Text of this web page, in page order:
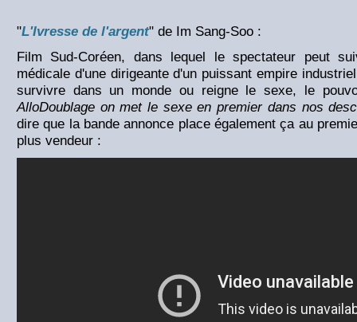
"L'Ivresse de l'argent" de Im Sang-Soo :
Film Sud-Coréen, dans lequel le spectateur peut
médicale d'une dirigeante d'un puissant empire
survivre dans un monde ou reigne le sexe, le
AlloDoublage on met le sexe en premier dans nos
dire que la bande annonce place également ça au
plus vendeur :